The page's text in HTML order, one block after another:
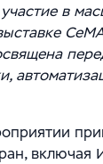
работы с
складом
производств
and
Связаться
в
включая